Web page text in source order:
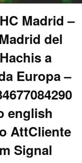
Madrid –
del
a
Europa –
english
AttCliente
Signal